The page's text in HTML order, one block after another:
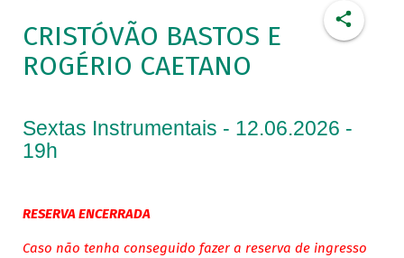
CRISTÓVÃO BASTOS E
ROGÉRIO CAETANO
Sextas Instrumentais - 12.06.2026 -
19h
RESERVA ENCERRADA
Caso não tenha conseguido fazer a reserva de ingresso